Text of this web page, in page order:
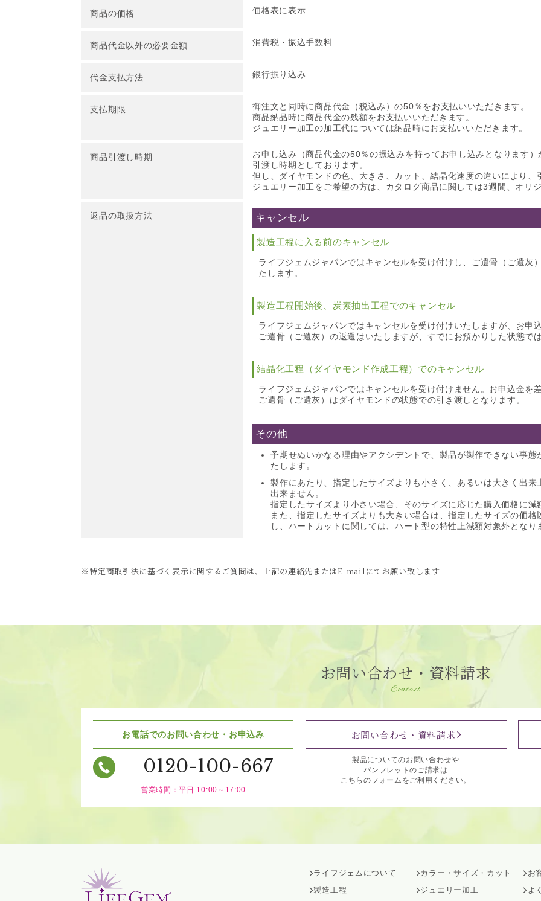
商品の価格 価格表に表示
商品代金以外の必要金額 消費税・振込手数料
代金支払方法 銀行振り込み
支払期限
御注文と同時に商品代金（税込み）の50％をお支払いいただきます。
商品納品時に商品代金の残額をお支払いいただきます。
ジュエリー加工の加工代については納品時にお支払いいただきます。
商品引渡し時期
お申し込み（商品代金の50％の振込みを持ってお申し込みとなります
引渡し時期としております。
但し、ダイヤモンドの色、大きさ、カット、結晶化速度の違いにより
ジュエリー加工をご希望の方は、カタログ商品に関しては3週間、オリ
返品の取扱方法 キャンセル
製造工程に入る前のキャンセル
ライフジェムジャパンではキャンセルを受け付けし、ご遺骨（ご遺灰
たします。
製造工程開始後、炭素抽出工程でのキャンセル
ライフジェムジャパンではキャンセルを受け付けいたしますが、お申
ご遺骨（ご遺灰）の返還はいたしますが、すでにお預かりした状態で
結晶化工程（ダイヤモンド作成工程）でのキャンセル
ライフジェムジャパンではキャンセルを受け付けません。お申込金を
ご遺骨（ご遺灰）はダイヤモンドの状態での引き渡しとなります。
その他
予期せぬいかなる理由やアクシデントで、製品が製作できない事
たします。
製作にあたり、指定したサイズよりも小さく、あるいは大きく出
出来ません。
指定したサイズより小さい場合、そのサイズに応じた購入価格に減
また、指定したサイズよりも大きい場合は、指定したサイズの価
し、ハートカットに関しては、ハート型の特性上減額対象外となり
※特定商取引法に基づく表示に関するご質問は、上記の連絡先またはE-mailにてお願い致します
お問い合わせ・資料請求
Contact
お電話でのお問い合わせ・お申込み
0120-100-667
営業時間：平日 10:00～17:00
お問い合わせ・資料請求
製品についてのお問い合わせや
パンフレットのご請求は
こちらのフォームをご利用ください。
ライフジェムについて
製造工程
カラー・サイズ・カット
ジュエリー加工
お
よ